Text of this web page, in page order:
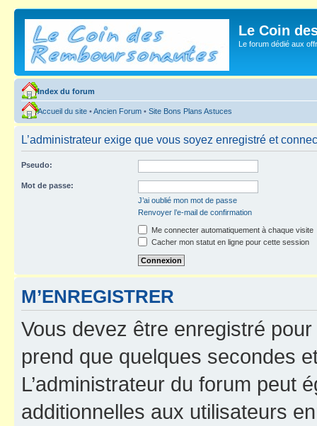
Le Coin
Le forum dédié aux
Index du forum
Accueil du site •Ancien Forum • Site Bons Plans Astuces
L’administrateur exige que vous soyez enregistré et
Pseudo:
Mot de passe:
J’ai oublié mon mot de passe
Renvoyer l’e-mail de confirmation
Me connecter automatiquement à chaque visite
Cacher mon statut en ligne pour cette session
M’ENREGISTRER
Vous devez être enregistré
prend que quelques secondes
L’administrateur du forum peut
additionnelles aux utilisateurs